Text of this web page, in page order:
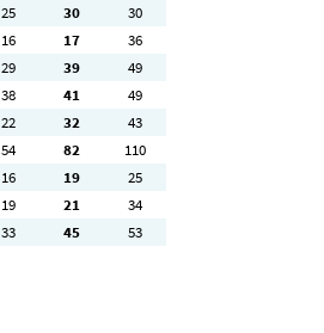
25 30
30
16 17
36
29 39
49
38 41
49
22 32
43
54 82
110
16 19
25
19 21
34
33 45 53